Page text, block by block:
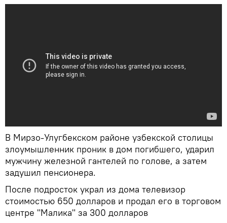
В Мирзо-Улугбекском районе узбекской столицы
злоумышленник проник в дом погибшего, ударил
мужчину железной гантелей по голове, а затем
задушил пенсионера.
После подросток украл из дома телевизор
стоимостью 650 долларов и продал его в торговом
центре "Малика" за 300 долларов